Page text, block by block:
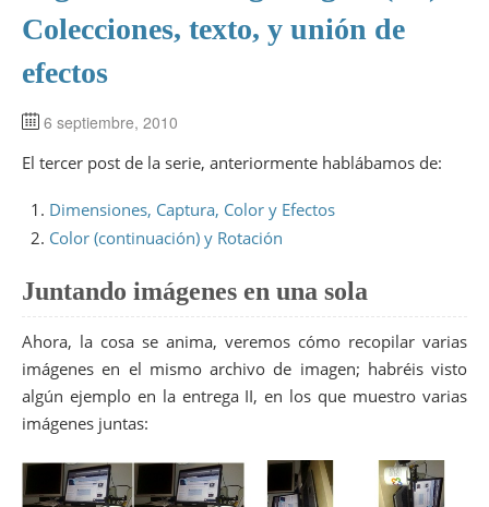
Colecciones, texto, y unión de
efectos
6 septiembre, 2010
El tercer post de la serie, anteriormente hablábamos de:
Dimensiones, Captura, Color y Efectos
Color (continuación) y Rotación
Juntando imágenes en una sola
Ahora, la cosa se anima, veremos cómo recopilar varias
imágenes en el mismo archivo de imagen; habréis visto
algún ejemplo en la entrega II, en los que muestro varias
imágenes juntas: